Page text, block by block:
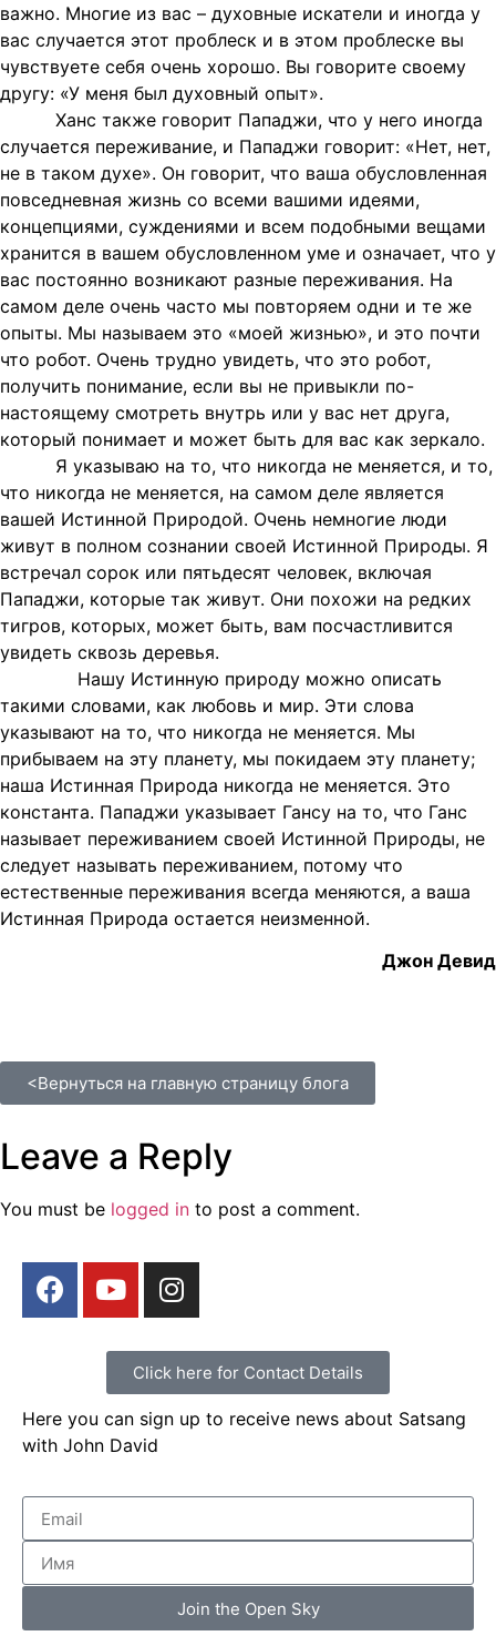
важно. Многие из вас – духовные искатели и иногда у
вас случается этот проблеск и в этом проблеске вы
чувствуете себя очень хорошо. Вы говорите своему
другу: «У меня был духовный опыт».
Ханс также говорит Пападжи, что у него иногда
случается переживание, и Пападжи говорит: «Нет, нет,
не в таком духе». Он говорит, что ваша обусловленная
повседневная жизнь со всеми вашими идеями,
концепциями, суждениями и всем подобными вещами
хранится в вашем обусловленном уме и означает, что у
вас постоянно возникают разные переживания. На
самом деле очень часто мы повторяем одни и те же
опыты. Мы называем это «моей жизнью», и это почти
что робот. Очень трудно увидеть, что это робот,
получить понимание, если вы не привыкли по-
настоящему смотреть внутрь или у вас нет друга,
который понимает и может быть для вас как зеркало.
Я указываю на то, что никогда не меняется, и то,
что никогда не меняется, на самом деле является
вашей Истинной Природой. Очень немногие люди
живут в полном сознании своей Истинной Природы. Я
встречал сорок или пятьдесят человек, включая
Пападжи, которые так живут. Они похожи на редких
тигров, которых, может быть, вам посчастливится
увидеть сквозь деревья.
Нашу Истинную природу можно описать
такими словами, как любовь и мир. Эти слова
указывают на то, что никогда не меняется. Мы
прибываем на эту планету, мы покидаем эту планету;
наша Истинная Природа никогда не меняется. Это
константа. Пападжи указывает Гансу на то, что Ганс
называет переживанием своей Истинной Природы, не
следует называть переживанием, потому что
естественные переживания всегда меняются, а ваша
Истинная Природа остается неизменной.
Джон Девид
<Вернуться на главную страницу блога
Leave a Reply
You must be logged in to post a comment.
Click here for Contact Details
Here you can sign up to receive news about Satsang
with John David
Join the Open Sky